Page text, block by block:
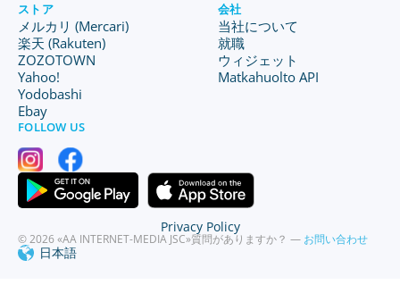
ストア
メルカリ (Mercari)
楽天 (Rakuten)
ZOZOTOWN
Yahoo!
Yodobashi
Ebay
会社
当社について
就職
ウィジェット
Matkahuolto API
FOLLOW US
© 2026 «AA INTERNET-MEDIA JSC»質問がありますか？ — お問い合わせ
日本語
Privacy Policy